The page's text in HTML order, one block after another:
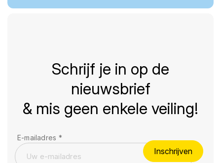
Schrijf je in op de
nieuwsbrief
& mis geen enkele veiling!
E-mailadres *
Inschrijven